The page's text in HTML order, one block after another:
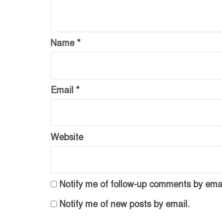
Name *
Email *
Website
Notify me of follow-up comments by
Notify me of new posts by email.